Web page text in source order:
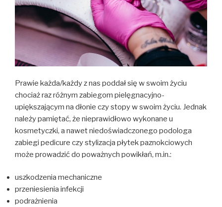
Prawie każda/każdy z nas poddał się w swoim życiu
chociaż raz różnym zabiegom pielęgnacyjno-
upiększającym na dłonie czy stopy w swoim życiu. Jednak
należy pamiętać, że nieprawidłowo wykonane u
kosmetyczki, a nawet niedoświadczonego podologa
zabiegi pedicure czy stylizacja płytek paznokciowych
może prowadzić do poważnych powikłań, m.in.:
uszkodzenia mechaniczne
przeniesienia infekcji
podrażnienia